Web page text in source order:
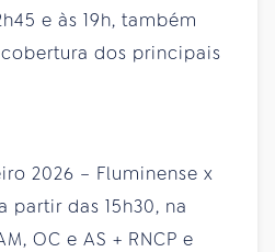
e às 19h, também
dos principais
2026 – Fluminense x
partir das 15h30, na
OC e AS + RNCP e